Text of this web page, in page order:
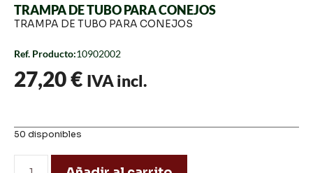
TRAMPA DE TUBO PARA CONEJOS
TRAMPA DE TUBO PARA CONEJOS
Ref. Producto:10902002
27,20€ IVA incl.
50 disponibles